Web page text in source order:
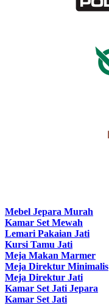
Mebel Jepara Murah
Kamar Set Mewah
Lemari Pakaian Jati
Kursi Tamu Jati
Meja Makan Marmer
Meja Direktur Minimalis
Meja Direktur Jati
Kamar Set Jati Jepara
Kamar Set Jati